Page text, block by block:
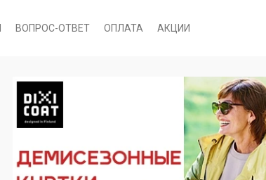
ВОПРОС-ОТВЕТ ОПЛАТА АКЦИИ